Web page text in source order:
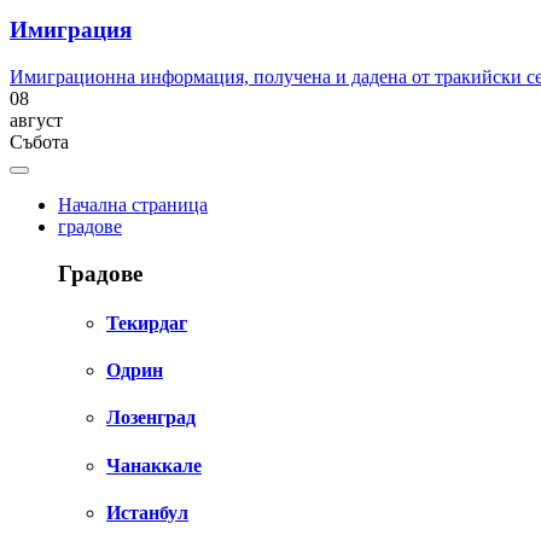
Имиграция
Имиграционна информация, получена и дадена от тракийски
08
август
Събота
Начална страница
градове
Градове
Текирдаг
Одрин
Лозенград
Чанаккале
Истанбул